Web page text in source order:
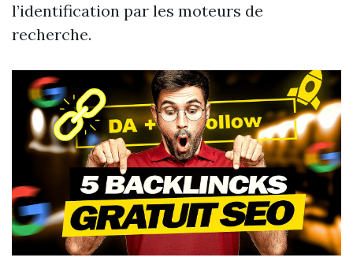
l’identification par les moteurs de
recherche.